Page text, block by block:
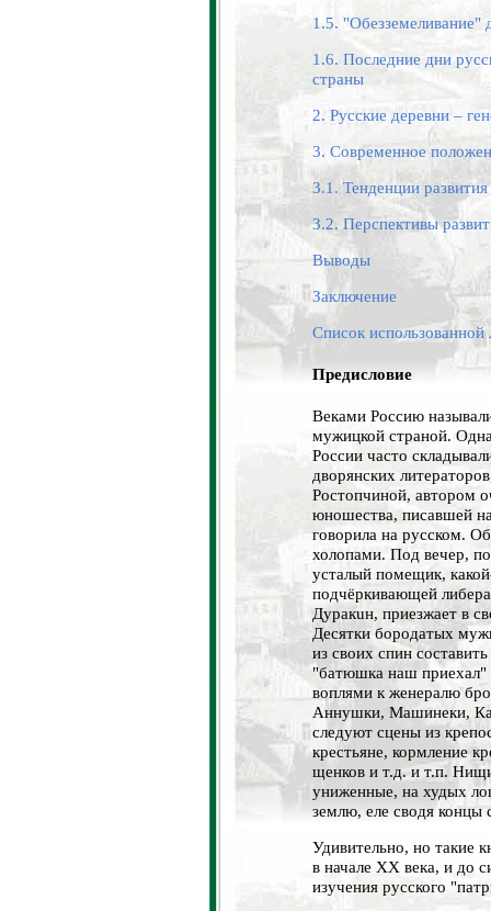
1.5. "Обезземеливание"
1.6. Последние дни
страны
2. Русские деревни –
3. Современное
3.1. Тенденции
3.2. Перспективы
Выводы
Заключение
Список использованной
Предисловие
Веками Россию
мужицкой страной.
России часто
дворянских
Ростопчиной, автором
юношества, писавшей
говорила на русском.
холопами. Под вечер,
усталый помещик,
подчёркивающей
Дуракuн, приезжает в
Десятки бородатых
из своих спин
"батюшка наш приехал"
воплями к женералю
Аннушки, Мaшинeки,
следуют сцены из
крестьяне, кормление
щенков и т.д. и т.п.
униженные, на худых
землю, еле сводя концы
Удивительно, но такие
в начале XX века, и до
изучения русского